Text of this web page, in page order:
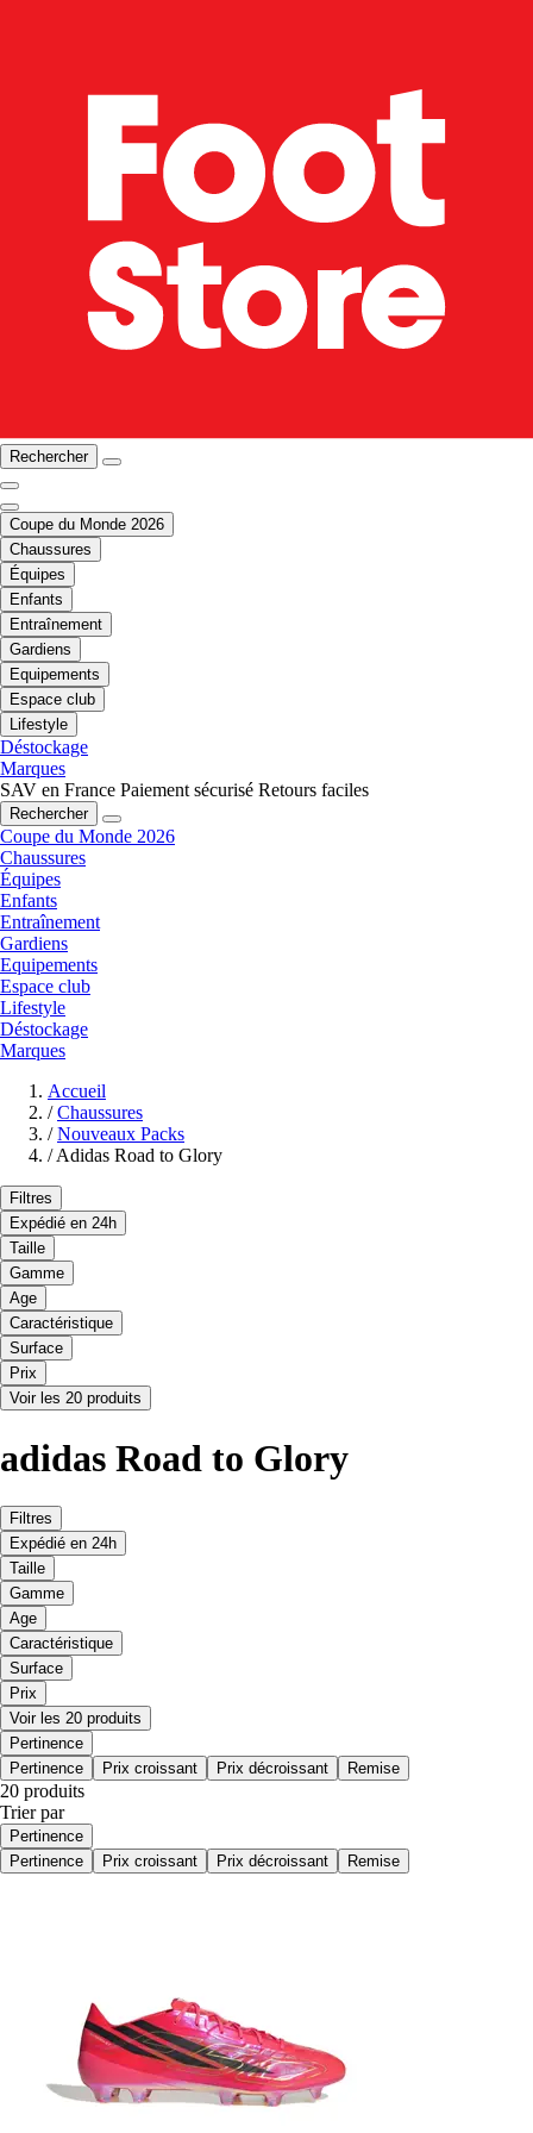
Rechercher
Coupe du Monde 2026
Chaussures
Équipes
Enfants
Entraînement
Gardiens
Equipements
Espace club
Lifestyle
Déstockage
Marques
SAV en France Paiement sécurisé Retours faciles
Rechercher
Coupe du Monde 2026
Chaussures
Équipes
Enfants
Entraînement
Gardiens
Equipements
Espace club
Lifestyle
Déstockage
Marques
Accueil
/ Chaussures
/ Nouveaux Packs
/Adidas Road to Glory
Filtres
Expédié en 24h
Taille
Gamme
Age
Caractéristique
Surface
Prix
Voir les 20 produits
adidas Road to Glory
Filtres
Expédié en 24h
Taille
Gamme
Age
Caractéristique
Surface
Prix
Voir les 20 produits
Pertinence
Pertinence
Prix croissant Prix décroissant Remise
20 produits
Trier par
Pertinence
Pertinence
Prix croissant Prix décroissant Remise